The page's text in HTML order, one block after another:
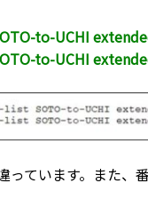
to-UCHI
to-UCHI
っています。また、